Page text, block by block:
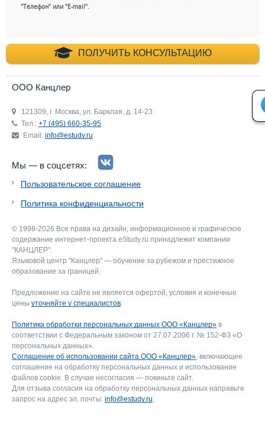
"Телефон" или "E-mail".
ПОЛУЧИТЬ КОНСУЛЬТАЦИЮ
+7 (495) 660-35-
ООО Канцлер
121309, г. Москва, ул. Барклая, д. 14-23
Тел.: +7 (495) 660-35-95
Email: info@estudy.ru
Мы — в соцсетях:
Пользовательское соглашение
Политика конфиденциальности
© 1998-2026 Все права на дизайн, информационное и графическое
содержание интернет-проекта eStudy.ru принадлежит компании
"КАНЦЛЕР".
Языковой центр "Канцлер" — обучение за рубежом и престижное
образование за границей.
Предложение на сайте не является офертой, условия и конечные
цены уточняйте у специалистов.
Политика обработки персональных данных ООО «Канцлер» в
соответствии с Федеральным законом от 27.07.2006 г. № 152-ФЗ «О
персональных данных».
Соглашение об использовании сайта ООО «Канцлер», включающее
соглашение на обработку персональных данных и использование
файлов cookie. В случае несогласия — покиньте сайт.
Для отзыва согласия на обработку персональных данных направьте
запрос на адрес эл. почты: info@estudy.ru.